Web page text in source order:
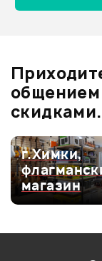
Оценка4
Оценка1
Мой отзыв
Ваша оценка:
Впечатления
скидками.
г.Химки,
магазин